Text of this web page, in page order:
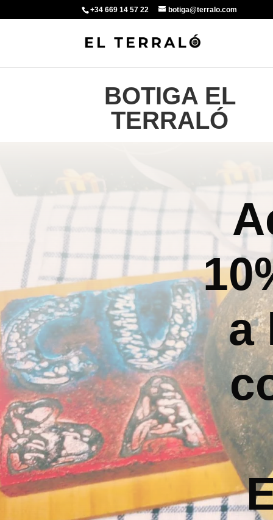
+34 669 14 57 22 botiga@terralo.com
BOTIGA EL
TERRALÓ
a